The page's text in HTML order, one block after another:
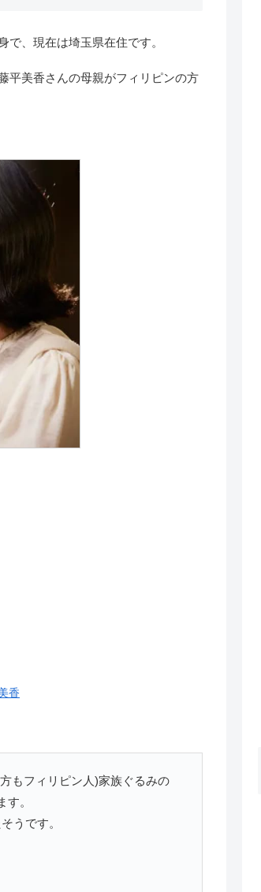
、現在は埼玉県在住です。
平美香さんの母親がフィリピンの方
香
もフィリピン人)家族ぐるみの
。
うです。